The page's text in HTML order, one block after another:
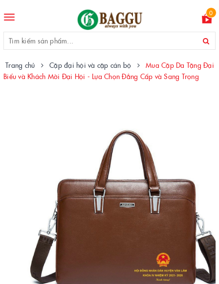
Toggle
0
Trang chủ Cặp đại hội và cặp cán bộ
Mua Cặp Da Tặng Đại
Biểu và Khách Mời Đại Hội - Lựa Chọn Đẳng Cấp và Sang Trọng